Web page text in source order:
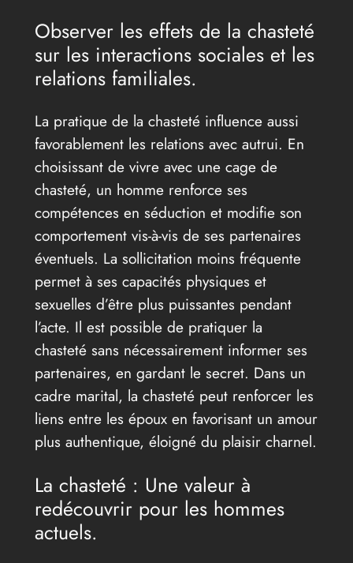
Observer les effets de la chasteté
sur les interactions sociales et les
relations familiales.
La pratique de la chasteté influence aussi
favorablement les relations avec autrui. En
choisissant de vivre avec une cage de
chasteté, un homme renforce ses
compétences en séduction et modifie son
comportement vis-à-vis de ses partenaires
éventuels. La sollicitation moins fréquente
permet à ses capacités physiques et
sexuelles d’être plus puissantes pendant
l’acte. Il est possible de pratiquer la
chasteté sans nécessairement informer ses
partenaires, en gardant le secret. Dans un
cadre marital, la chasteté peut renforcer les
liens entre les époux en favorisant un amour
plus authentique, éloigné du plaisir charnel.
La chasteté : Une valeur à
redécouvrir pour les hommes
actuels.